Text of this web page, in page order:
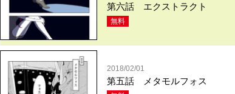
第六話 エクストラクト
無料
2018/02/01
第五話 メタモルフォス